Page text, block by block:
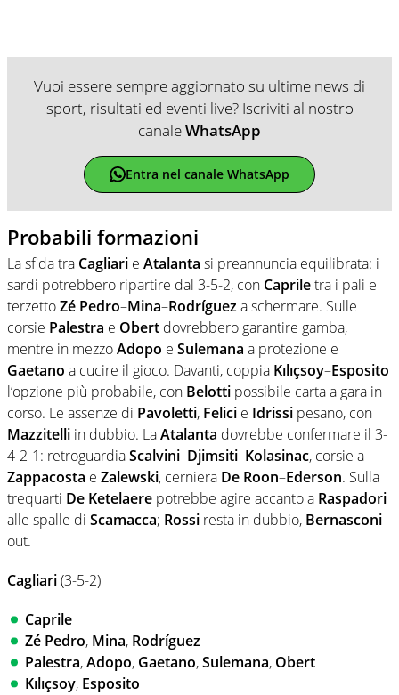
Vuoi essere sempre aggiornato su ultime news di
sport, risultati ed eventi live? Iscriviti al nostro
canaleWhatsApp
Entra nel canale WhatsApp
Probabili formazioni
La sfida tra Cagliari e Atalanta si preannuncia equilibrata: i
sardi potrebbero ripartire dal 3-5-2, con Capriletra i pali e
terzettoZé Pedro–Mina–Rodrígueza schermare. Sulle
corsie Palestra e Obert dovrebbero garantire gamba,
mentre in mezzoAdopo e Sulemana a protezione e
Gaetano a cucire il gioco. Davanti, coppia Kılıçsoy–Esposito
l’opzione più probabile, con Belotti possibile carta a gara in
corso. Le assenze di Pavoletti, Felici e Idrissi pesano, con
Mazzitelli in dubbio. LaAtalanta dovrebbe confermare il 3-
4-2-1: retroguardiaScalvini–Djimsiti–Kolasinac, corsie a
Zappacosta e Zalewski, cerniera De Roon–Ederson. Sulla
trequarti De Ketelaere potrebbe agire accanto a Raspadori
alle spalle di Scamacca; Rossi resta in dubbio, Bernasconi
out.
Cagliari(3-5-2)
Caprile
Zé Pedro, Mina, Rodríguez
Palestra,Adopo, Gaetano,Sulemana, Obert
Kılıçsoy, Esposito